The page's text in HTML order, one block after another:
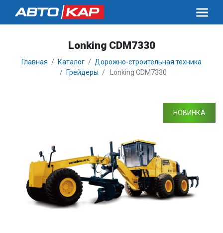
Lonking CDM7330
Главная Каталог
Дорожно-строительная техника
Грейдеры
Lonking CDM7330
НОВИНКА